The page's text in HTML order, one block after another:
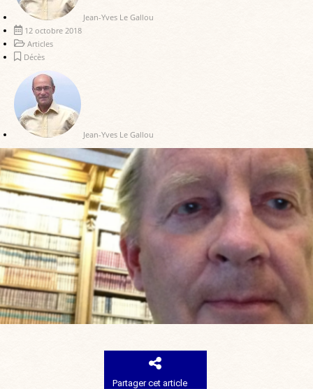
Jean-Yves Le Gallou
12 octobre 2018
Articles
Décès
Jean-Yves Le Gallou
Partager cet article